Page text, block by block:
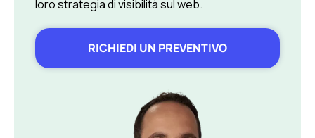
loro strategia di visibilità sul web.
RICHIEDI UN PREVENTIVO